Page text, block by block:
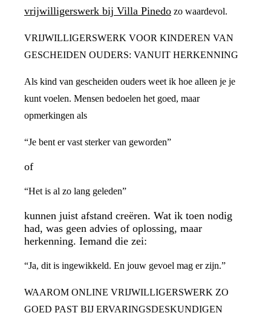
vrijwilligerswerk bij Villa Pinedo zo waardevol.
VRIJWILLIGERSWERK VOOR KINDEREN VAN
GESCHEIDEN OUDERS: VANUIT HERKENNING
Als kind van gescheiden ouders weet ik hoe alleen je je
kunt voelen. Mensen bedoelen het goed, maar
opmerkingen als
“Je bent er vast sterker van geworden”
of
“Het is al zo lang geleden”
kunnen juist afstand creëren. Wat ik toen nodig
had, was geen advies of oplossing, maar
herkenning. Iemand die zei:
“Ja, dit is ingewikkeld. En jouw gevoel mag er zijn.”
WAAROM ONLINE VRIJWILLIGERSWERK ZO
GOED PAST BIJ ERVARINGSDESKUNDIGEN